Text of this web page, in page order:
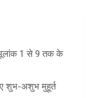
1 से 9 तक के
शुभ-अशुभ मुहूर्त